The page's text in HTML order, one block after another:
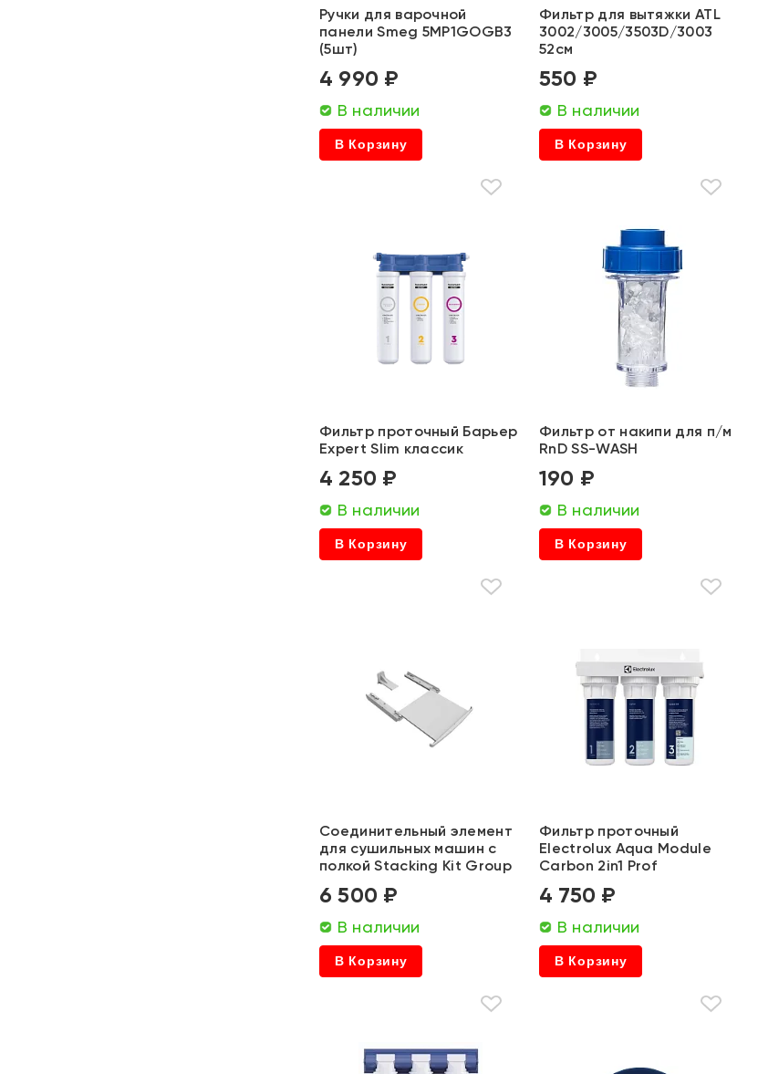
Ручки для варочной
панели Smeg 5MP1GOGB3
(5шт)
4 990 ₽
В наличии
В Корзину
Фильтр для вытяжки ATL
3002/3005/3503D/3003
52см
550 ₽
В наличии
В Корзину
Фильтр проточный Барьер
Expert Slim классик
4 250 ₽
В наличии
В Корзину
Фильтр от накипи для п/м
RnD SS-WASH
190 ₽
В наличии
В Корзину
Соединительный элемент
для сушильных машин с
полкой Stacking Kit Group
6 500 ₽
В наличии
В Корзину
Фильтр проточный
Electrolux Aqua Module
Carbon 2in1 Prof
4 750 ₽
В наличии
В Корзину